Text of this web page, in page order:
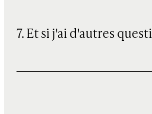
7. Et si j'ai d'autres